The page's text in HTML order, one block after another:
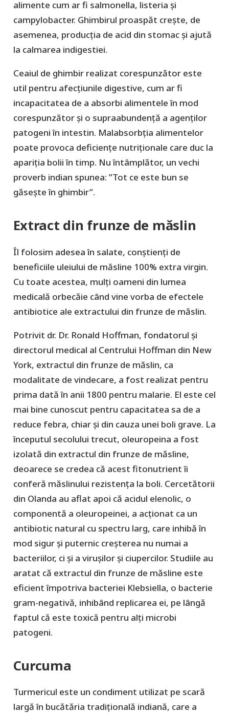
alimente cum ar fi salmonella, listeria și
campylobacter. Ghimbirul proaspăt crește, de
asemenea, producția de acid din stomac și ajută
la calmarea indigestiei.
Ceaiul de ghimbir realizat corespunzător este
util pentru afecțiunile digestive, cum ar fi
incapacitatea de a absorbi alimentele în mod
corespunzător și o supraabundență a agenților
patogeni în intestin. Malabsorbția alimentelor
poate provoca deficiențe nutriționale care duc la
apariția bolii în timp. Nu întâmplător, un vechi
proverb indian spunea: ”Tot ce este bun se
găsește în ghimbir”.
Extract din frunze de măslin
Îl folosim adesea în salate, conștienți de
beneficiile uleiului de măsline 100% extra virgin.
Cu toate acestea, mulți oameni din lumea
medicală orbecăie când vine vorba de efectele
antibiotice ale extractului din frunze de măslin.
Potrivit dr. Dr. Ronald Hoffman, fondatorul și
directorul medical al Centrului Hoffman din New
York, extractul din frunze de măslin, ca
modalitate de vindecare, a fost realizat pentru
prima dată în anii 1800 pentru malarie. El este cel
mai bine cunoscut pentru capacitatea sa de a
reduce febra, chiar și din cauza unei boli grave. La
începutul secolului trecut, oleuropeina a fost
izolată din extractul din frunze de măsline,
deoarece se credea că acest fitonutrient îi
conferă măslinului rezistența la boli. Cercetătorii
din Olanda au aflat apoi că acidul elenolic, o
componentă a oleuropeinei, a acționat ca un
antibiotic natural cu spectru larg, care inhibă în
mod sigur și puternic creșterea nu numai a
bacteriilor, ci și a virușilor și ciupercilor. Studiile au
aratat că extractul din frunze de măsline este
eficient împotriva bacteriei Klebsiella, o bacterie
gram-negativă, inhibând replicarea ei, pe lângă
faptul că este toxică pentru alți microbi
patogeni.
Curcuma
Turmericul este un condiment utilizat pe scară
largă în bucătăria tradițională indiană, care a